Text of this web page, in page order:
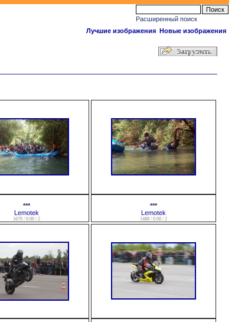
Расширенный поиск
Лучшие изображения Новые изображения
***
Lemotek
1670 / 0.00 / 2
***
Lemotek
1488 / 0.00 / 2